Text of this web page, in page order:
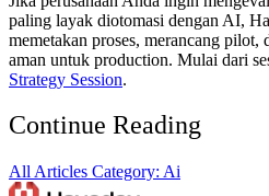
paling layak diotomasi dengan AI,
memetakan proses, merancang pilot,
aman untuk production. Mulai dari
Strategy Session.
Continue Reading
All Articles Category: Ai